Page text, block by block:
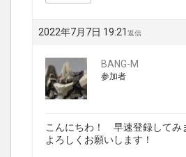
2022年7月7日 19:21 返信
BANG-M
参加者
こんにちわ！ 早速登録してみ
よろしくお願いします！